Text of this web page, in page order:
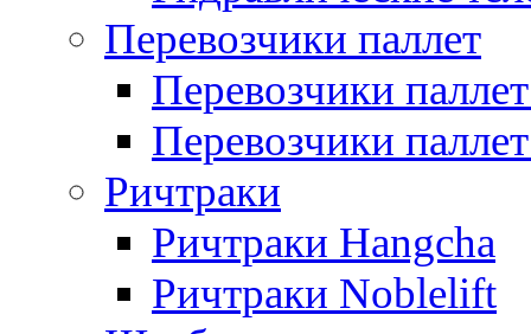
Перевозчики паллет
Перевозчики
Перевозчики
Ричтраки
Ричтраки Hangcha
Ричтраки Noblelift